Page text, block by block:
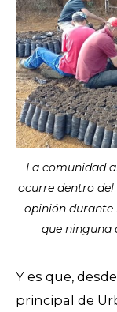
La comunidad
ocurre dentro
opinión durante
que ninguna
Y es que,
principal de